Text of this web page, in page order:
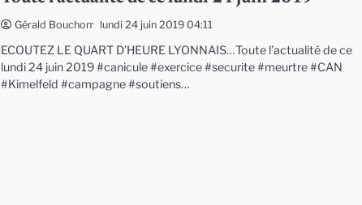
Gérald Bouchon lundi 24 juin 2019 04:11
ECOUTEZ LE QUART D’HEURE LYONNAIS…Toute l’actualité de ce
lundi 24 juin 2019 #canicule #exercice #securite #meurtre #CAN
#Kimelfeld #campagne #soutiens…